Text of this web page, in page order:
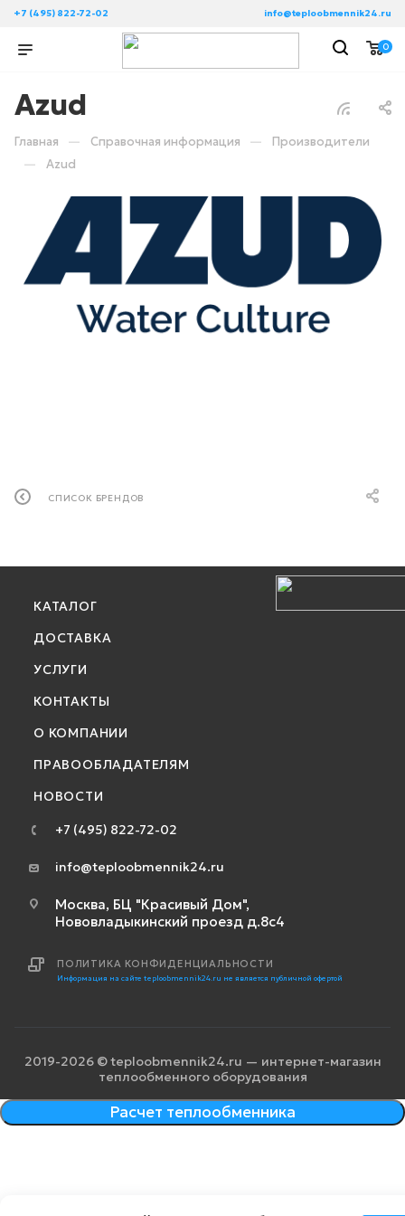
+7 (495) 822-72-02 info@teploobmennik24.ru
0
Azud
Главная — Справочная информация — Производители
— Azud
СПИСОК БРЕНДОВ
КАТАЛОГ
ДОСТАВКА
УСЛУГИ
КОНТАКТЫ
О КОМПАНИИ
ПРАВООБЛАДАТЕЛЯМ
НОВОСТИ
+7 (495) 822-72-02
info@teploobmennik24.ru
Москва, БЦ "Красивый Дом",
Нововладыкинский проезд д.8с4
ПОЛИТИКА КОНФИДЕНЦИАЛЬНОСТИ
Информация на сайте teploobmennik24.ru не является публичной офертой
2019-2026 © teploobmennik24.ru — интернет-магазин
теплообменного оборудования
Расчет теплообменника